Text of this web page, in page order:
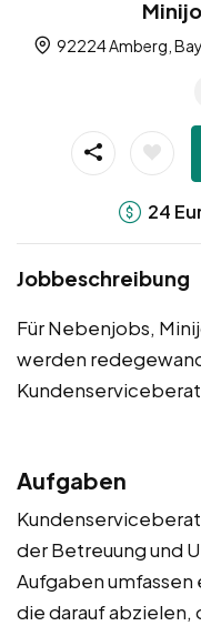
92224 Amberg,
24
Jobbeschreibung
Für Nebenjobs,
werden
Aufgaben
der Betreuung und
Aufgaben umfassen
die darauf